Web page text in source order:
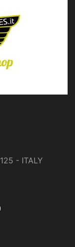
- ITALY